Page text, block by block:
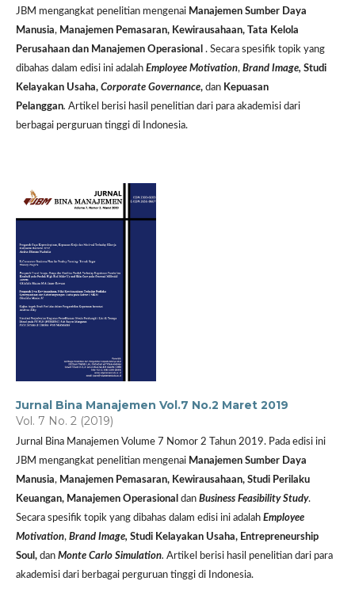
JBM mengangkat penelitian mengenai Manajemen Sumber Daya
Manusia, Manajemen Pemasaran,Kewirausahaan, Tata Kelola
Perusahaan dan Manajemen Operasional . Secara spesifik topik yang
dibahas dalam edisi ini adalah Employee Motivation, Brand Image, Studi
Kelayakan Usaha, Corporate Governance, dan Kepuasan
Pelanggan. Artikel berisi hasil penelitian dari para akademisi dari
berbagai perguruan tinggi di Indonesia.
Jurnal Bina Manajemen Vol.7 No.2 Maret 2019
Vol. 7 No. 2 (2019)
Jurnal Bina Manajemen Volume 7 Nomor 2 Tahun 2019. Pada edisi ini
JBM mengangkat penelitian mengenai Manajemen Sumber Daya
Manusia, Manajemen Pemasaran,Kewirausahaan, Studi Perilaku
Keuangan, Manajemen Operasional dan Business Feasibility Study.
Secara spesifik topik yang dibahas dalam edisi ini adalah Employee
Motivation, Brand Image, Studi Kelayakan Usaha, Entrepreneurship
Soul, dan Monte Carlo Simulation. Artikel berisi hasil penelitian dari para
akademisi dari berbagai perguruan tinggi di Indonesia.